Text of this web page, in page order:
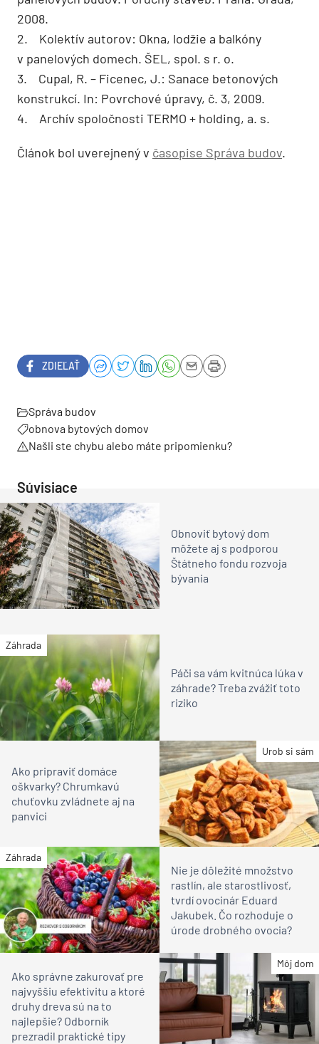
2008.
2. Kolektív autorov: Okna, lodžie a balkóny
v panelových domech. ŠEL, spol. s r. o.
3. Cupal, R. – Ficenec, J.: Sanace betonových
konstrukcí. In: Povrchové úpravy, č. 3, 2009.
4. Archív spoločnosti TERMO + holding, a. s.
Článok bol uverejnený v časopise Správa budov.
ZDIEĽAŤ
Správa budov
obnova bytových domov
Našli ste chybu alebo máte pripomienku?
Súvisiace
Obnoviť bytový dom
môžete aj s podporou
Štátneho fondu rozvoja
bývania
Záhrada
Páči sa vám kvitnúca lúka v
záhrade? Treba zvážiť toto
riziko
Urob si sám
Ako pripraviť domáce
oškvarky? Chrumkavú
chuťovku zvládnete aj na
panvici
Záhrada
Nie je dôležité množstvo
rastlín, ale starostlivosť,
tvrdí ovocinár Eduard
Jakubek. Čo rozhoduje o
úrode drobného ovocia?
Môj dom
Ako správne zakurovať pre
najvyššiu efektivitu a ktoré
druhy dreva sú na to
najlepšie? Odborník
prezradil praktické tipy